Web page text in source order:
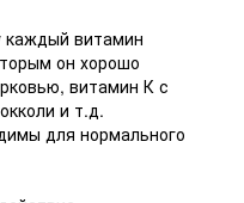
каждый витамин
он хорошо
витамин К с
и т.д.
для нормального